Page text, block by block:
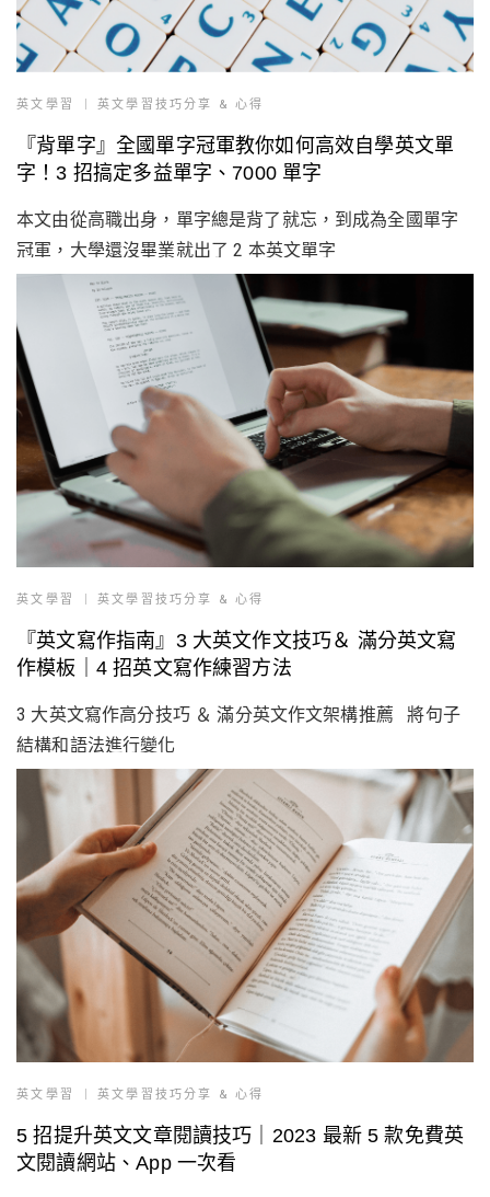
英文學習 英文學習技巧分享 & 心得
『背單字』全國單字冠軍教你如何高效自學英文單
字！3 招搞定多益單字、7000 單字
本文由從高職出身，單字總是背了就忘，到成為全國單字
冠軍，大學還沒畢業就出了 2 本英文單字
英文學習 英文學習技巧分享 & 心得
『英文寫作指南』3 大英文作文技巧＆ 滿分英文寫
作模板｜4 招英文寫作練習方法
3 大英文寫作高分技巧 ＆ 滿分英文作文架構推薦 將句子
結構和語法進行變化
英文學習 英文學習技巧分享 & 心得
5 招提升英文文章閱讀技巧｜2023 最新 5 款免費英
文閱讀網站、App 一次看